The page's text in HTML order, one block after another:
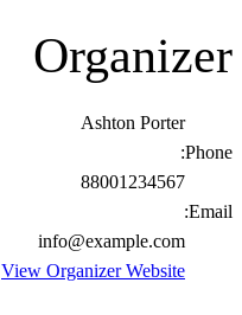
Organizer
Ashton Porter
Phone:
88001234567
Email:
info@example.com
View Organizer Website